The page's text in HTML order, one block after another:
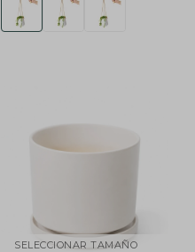
SELECCIONAR TAMAÑO